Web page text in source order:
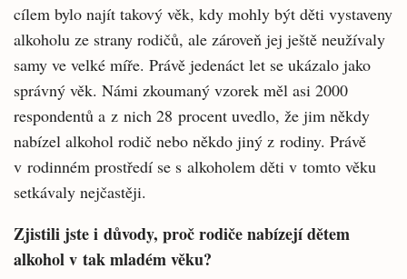
cílem bylo najít takový věk, kdy mohly být děti vystaveny
alkoholu ze strany rodičů, ale zároveň jej ještě neužívaly
samy ve velké míře. Právě jedenáct let se ukázalo jako
správný věk. Námi zkoumaný vzorek měl asi 2000
respondentů a z nich 28 procent uvedlo, že jim někdy
nabízel alkohol rodič nebo někdo jiný z rodiny. Právě
v rodinném prostředí se s alkoholem děti v tomto věku
setkávaly nejčastěji.
Zjistili jste i důvody, proč rodiče nabízejí dětem
alkohol v tak mladém věku?